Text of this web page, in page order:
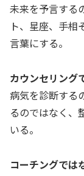
未来を予言する
ト、星座、手相
言葉にする。
カウンセリング
病気を診断する
るのではなく、
いる。
コーチングでは